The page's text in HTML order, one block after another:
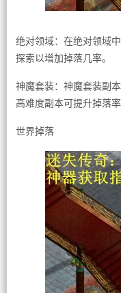
绝对领域：在绝对领域
探索以增加掉落几率。
神魔套装：神魔套装副
高难度副本可提升掉落率
世界掉落